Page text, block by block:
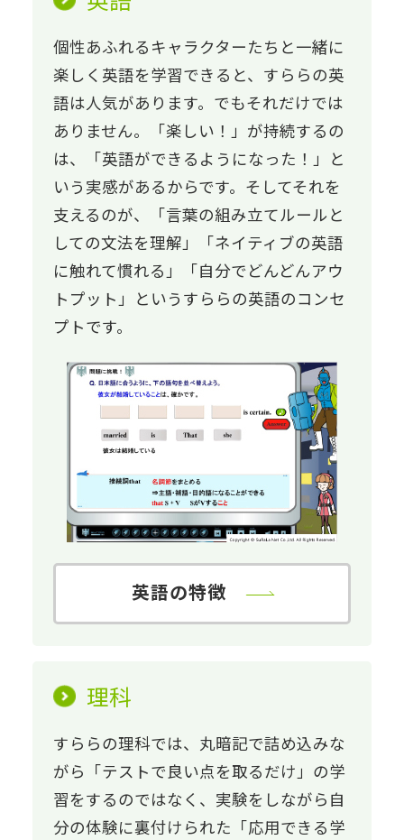
個性あふれるキャラクターたちと一緒に
楽しく英語を学習できると、すららの英
語は人気があります。でもそれだけでは
ありません。「楽しい！」が持続するの
は、「英語ができるようになった！」と
いう実感があるからです。そしてそれを
支えるのが、「言葉の組み立てルールと
しての文法を理解」「ネイティブの英語
に触れて慣れる」「自分でどんどんアウ
トプット」というすららの英語のコンセ
プトです。
英語の特徴
理科
すららの理科では、丸暗記で詰め込みな
がら「テストで良い点を取るだけ」の学
習をするのではなく、実験をしながら自
分の体験に裏付けられた「応用できる学